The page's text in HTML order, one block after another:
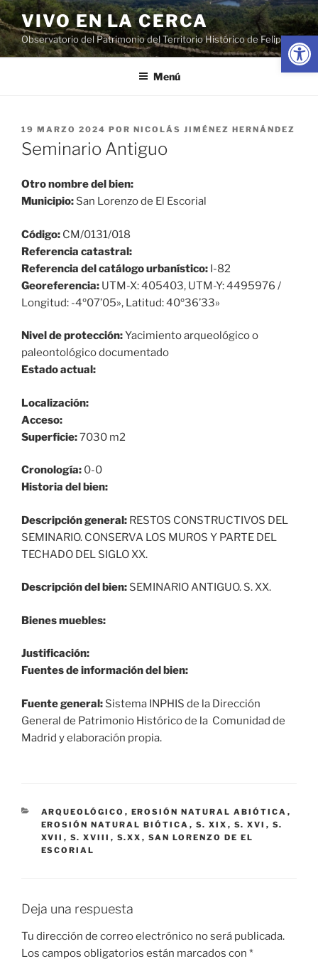
Abrir
Saltar
al
contenido
VIVO EN LA CERCA
Observatorio del Patrimonio del Territorio Histórico de Felipe II
Menú
PUBLICADO
EL
19 MARZO 2024 POR NICOLÁS JIMÉNEZ HERNÁNDEZ
Seminario Antiguo
Otro nombre del bien:
Municipio: San Lorenzo de El Escorial
Código: CM/0131/018
Referencia catastral:
Referencia del catálogo urbanístico: I-82
Georeferencia: UTM-X: 405403, UTM-Y: 4495976 /
Longitud: -4º07’05», Latitud: 40º36’33»
Nivel de protección:Yacimiento arqueológico o
paleontológico documentado
Estado actual:
Localización:
Acceso:
Superficie:7030 m2
Cronología: 0-0
Historia del bien:
Descripción general: RESTOS CONSTRUCTIVOS DEL
SEMINARIO. CONSERVA LOS MUROS Y PARTE DEL
TECHADO DEL SIGLO XX.
Descripción del bien: SEMINARIO ANTIGUO. S. XX.
Bienes muebles:
Justificación:
Fuentes de información del bien:
Fuente general: Sistema INPHIS de la Dirección
General de Patrimonio Histórico de la Comunidad de
Madrid y elaboración propia.
CATEGORÍAS
ARQUEOLÓGICO , EROSIÓN NATURAL ABIÓTICA ,
EROSIÓN NATURAL BIÓTICA , S. XIX , S. XVI , S.
XVII , S. XVIII , S.XX , SAN LORENZO DE EL
ESCORIAL
Deja una respuesta
Tu dirección de correo electrónico no será publicada.
Los campos obligatorios están marcados con *